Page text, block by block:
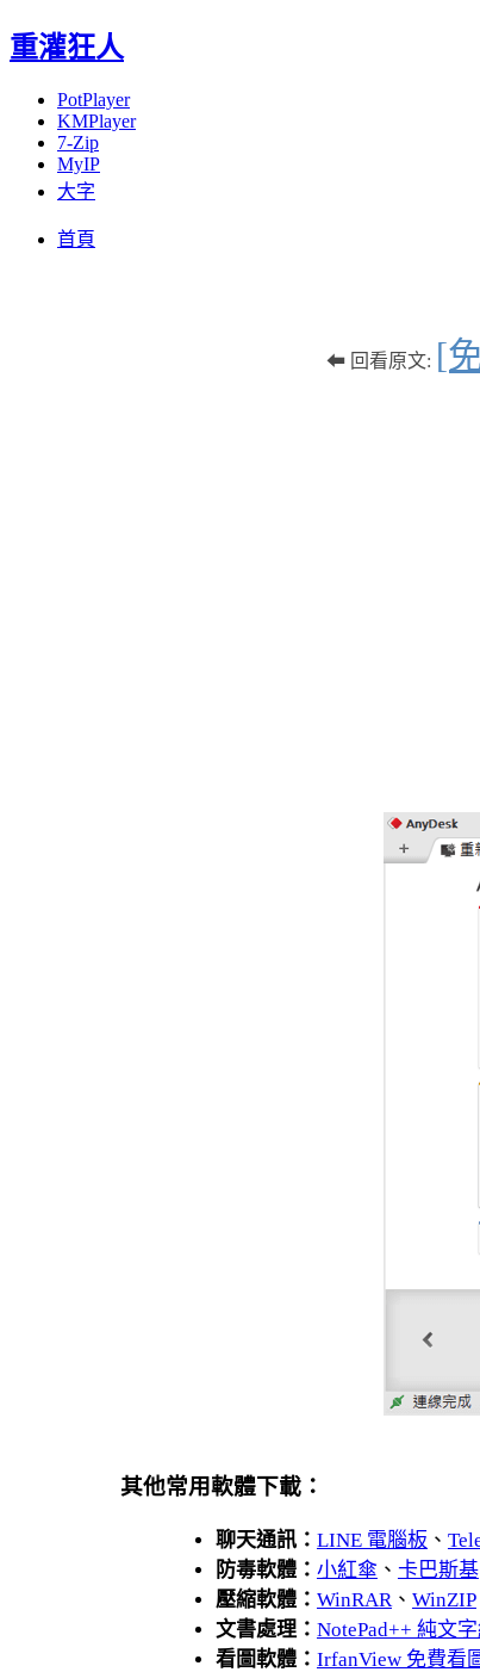
重灌狂人
PotPlayer
KMPlayer
7-Zip
MyIP
大字
首頁
⬅ 回看原文: [
其他常用軟體下載：
聊天通訊： LINE 電腦板 、
防毒軟體： 小紅傘 、 卡巴斯基
壓縮軟體： WinRAR、 WinZIP
文書處理： NotePad++ 純文
看圖軟體： IrfanView 免費看